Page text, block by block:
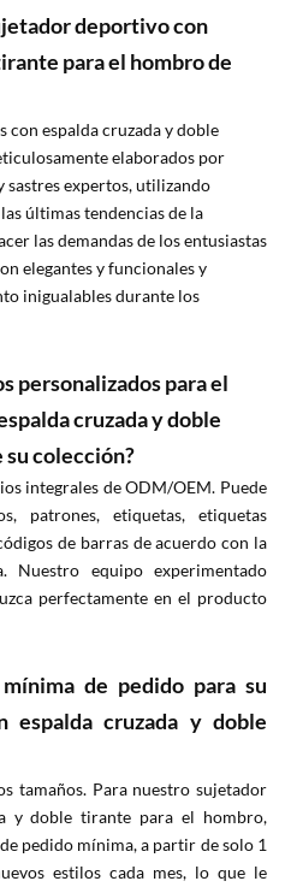
deportivo con
para el hombro de
espalda cruzada y doble
elaborados por
sastres expertos, utilizando
últimas tendencias de la
las demandas de los entusiastas
elegantes y funcionales y
inigualables durante los
personalizados para el
cruzada y doble
colección?
integrales de ODM/OEM. Puede
patrones, etiquetas, etiquetas
de barras de acuerdo con la
Nuestro equipo experimentado
perfectamente en el producto
de pedido para su
espalda cruzada y doble
tamaños. Para nuestro sujetador
y doble tirante para el hombro,
pedido mínima, a partir de solo 1
estilos cada mes, lo que le